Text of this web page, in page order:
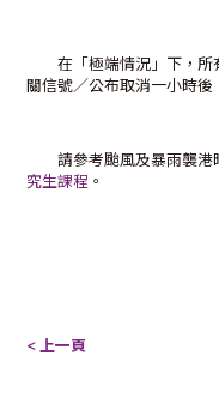
在「極端情況」下，所
關信號／公布取消一小時後
請參考颱風及暴雨襲港
究生課程 。
< 上一頁